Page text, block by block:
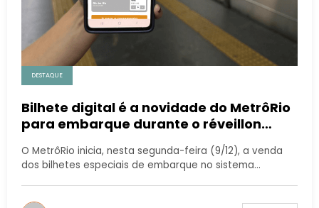
DESTAQUE
Bilhete digital é a novidade do MetrôRio
para embarque durante o réveillon
O MetrôRio inicia, nesta segunda-feira (9/12), a venda
dos bilhetes especiais de embarque no sistema…